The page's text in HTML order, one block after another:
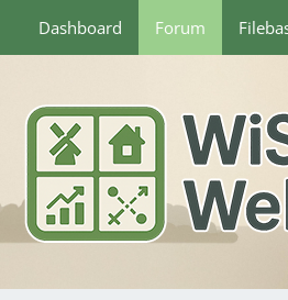
Dashboard Forum